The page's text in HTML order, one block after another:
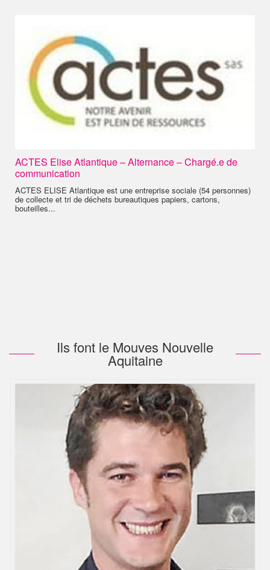
ACTES Elise Atlantique – Alternance – Chargé.e de
communication
ACTES ELISE Atlantique est une entreprise sociale (54 personnes)
de collecte et tri de déchets bureautiques papiers, cartons,
bouteilles...
Ils font le Mouves Nouvelle
Aquitaine